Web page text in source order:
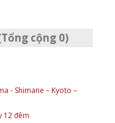
cộng 0)
- Shimane – Kyoto –
12 đêm